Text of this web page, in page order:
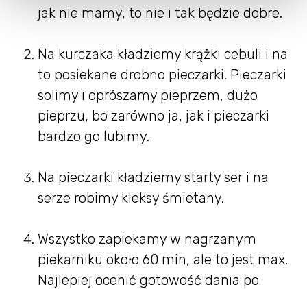
jak nie mamy, to nie i tak będzie dobre.
Na kurczaka kładziemy krążki cebuli i na
to posiekane drobno pieczarki. Pieczarki
solimy i oprószamy pieprzem, dużo
pieprzu, bo zarówno ja, jak i pieczarki
bardzo go lubimy.
Na pieczarki kładziemy starty ser i na
serze robimy kleksy śmietany.
Wszystko zapiekamy w nagrzanym
piekarniku około 60 min, ale to jest max.
Najlepiej ocenić gotowość dania po